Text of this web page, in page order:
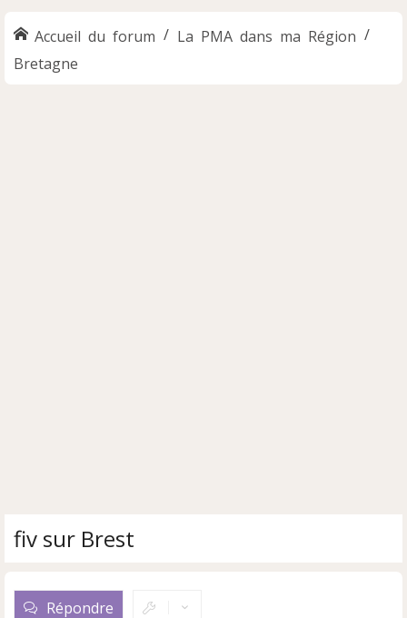
Accueil du forum
La PMA dans ma Région
Bretagne
fiv sur Brest
Répondre